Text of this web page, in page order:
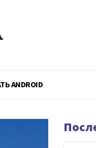
ANDROID